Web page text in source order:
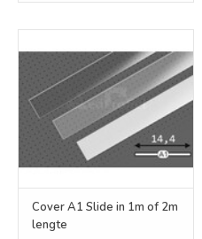
Cover A1 Slide in 1m of 2m
lengte